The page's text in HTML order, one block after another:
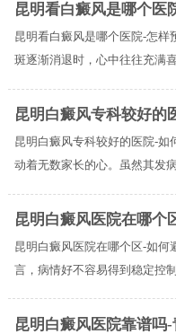
昆明看白癜风是哪个医
昆明看白癜风是哪个医院-怎样
斑逐渐消退时，心中往往充满
昆明白癜风专科较好的
昆明白癜风专科较好的医院-
动着无数家长的心。虽然其发
昆明白癜风医院在哪个
昆明白癜风医院在哪个区-如
言，病情好不容易得到稳定控制
昆明白癜风医院靠谱吗